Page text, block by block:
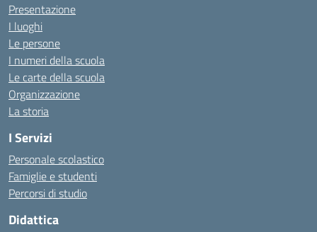
Presentazione
I luoghi
Le persone
I numeri della scuola
Le carte della scuola
Organizzazione
La storia
I Servizi
Personale scolastico
Famiglie e studenti
Percorsi di studio
Didattica